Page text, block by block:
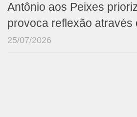
Antônio aos Peixes
provoca reflexão através
25/07/2026